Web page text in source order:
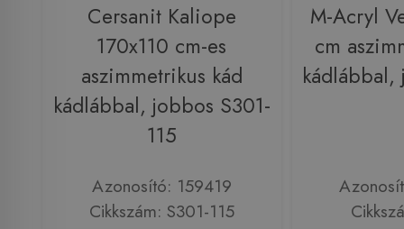
Cersanit Kaliope
170x110 cm-es
aszimmetrikus kád
kádlábbal, jobbos S301-
115
Azonosító: 159419
Cikkszám: S301-115
M-Acryl
cm
kádlábbal,